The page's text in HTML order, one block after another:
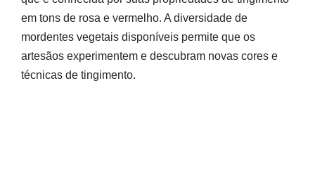
em tons de rosa e vermelho. A diversidade de
mordentes vegetais disponíveis permite que os
artesãos experimentem e descubram novas cores e
técnicas de tingimento.